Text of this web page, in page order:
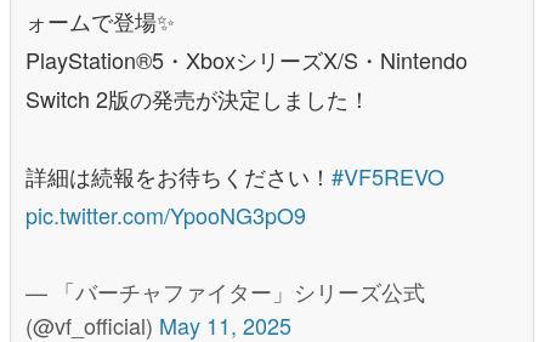
ォームで登場✨
PlayStation®5・XboxシリーズX/S・Nintendo
Switch 2版の発売が決定しました！
詳細は続報をお待ちください！ #VF5REVO
pic.twitter.com/YpooNG3pO9
— 「バーチャファイター」シリーズ公式
(@vf_official) May 11, 2025